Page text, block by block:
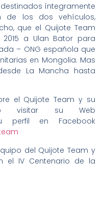
íntegramente
los dos vehículos,
que el Quijote Team
a Ulan Bator para
– ONG española que
en Mongolia. Mas
La Mancha hasta
el Quijote Team y su
visitar su Web
en Facebook
del Quijote Team y
el IV Centenario de la